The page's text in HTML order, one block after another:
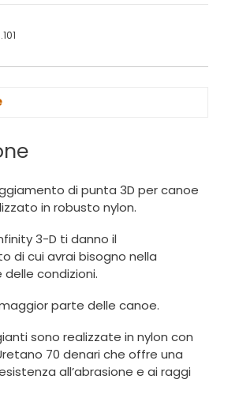
di punta 3D per canoe
in robusto nylon.
3-D ti danno il
di cui avrai bisogno nella
condizioni.
parte delle canoe.
sono realizzate in nylon con
70 denari che offre una
all’abrasione e ai raggi